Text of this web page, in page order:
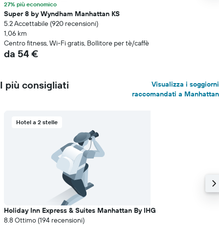
27% più economico
Super 8 by Wyndham Manhattan KS
5.2 Accettabile (920 recensioni)
1,06 km
Centro fitness, Wi-Fi gratis, Bollitore per tè/caffè
da 54 €
I più consigliati
Visualizza i soggiorni
raccomandati a Manhattan
Hotel a 2 stelle
Holiday Inn Express & Suites Manhattan By IHG
8.8 Ottimo (194 recensioni)